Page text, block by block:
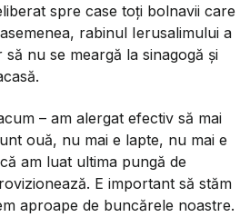
spre case toți bolnavii care
rabinul Ierusalimului a
nu se meargă la sinagogă și
– am alergat efectiv să mai
ouă, nu mai e lapte, nu mai e
am luat ultima pungă de
E important să stăm
aproape de buncărele noastre.